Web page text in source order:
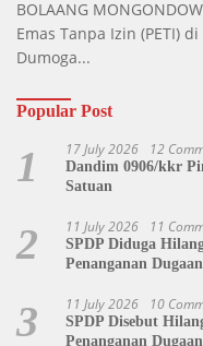
BOLAANG
Emas Tanpa Izin (PETI)
Dumoga...
Popular Post
1 17 July 2026 12
Dandim 0906/kkr
Satuan
2 11 July 2026 11
SPDP Diduga
Penanganan
3 11 July 2026 10
SPDP Disebut
Penanganan